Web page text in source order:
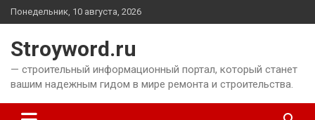
Перейти
к
Понедельник, 10 августа, 2026
Stroyword.ru
— строительный информационный портал, который станет
вашим надежным гидом в мире ремонта и строительства.